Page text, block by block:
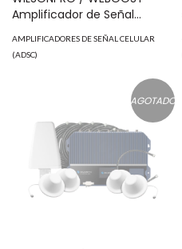
Amplificador de Señal
Celular, ENTERPRISE 4300 |
Mejora la Señal Celular de los
principales operadores |
Cubre áreas de hasta 9200
metros cuadrados 460-252
AMPLIFICADORES DE SEÑAL CELULAR
(ADSC)
AGOTADO